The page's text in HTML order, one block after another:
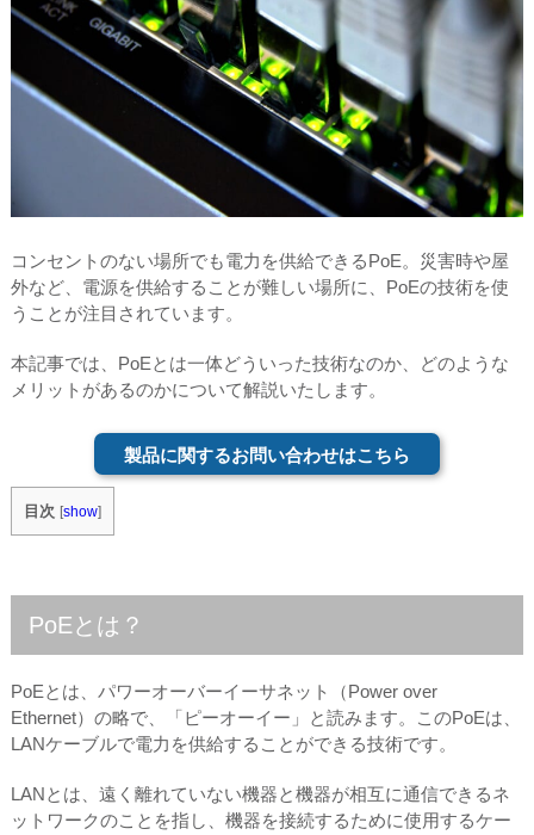
コンセントのない場所でも電力を供給できるPoE。災害時や屋
外など、電源を供給することが難しい場所に、PoEの技術を使
うことが注目されています。
本記事では、PoEとは一体どういった技術なのか、どのような
メリットがあるのかについて解説いたします。
製品に関するお問い合わせはこちら
目次 [show]
PoEとは？
PoEとは、パワーオーバーイーサネット（Power over
Ethernet）の略で、「ピーオーイー」と読みます。このPoEは、
LANケーブルで電力を供給することができる技術です。
LANとは、遠く離れていない機器と機器が相互に通信できるネ
ットワークのことを指し、機器を接続するために使用するケー